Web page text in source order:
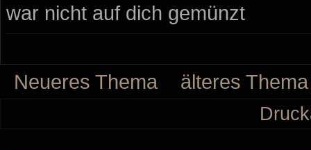
war nicht auf dich gemünzt
Neueres Thema älteres Thema